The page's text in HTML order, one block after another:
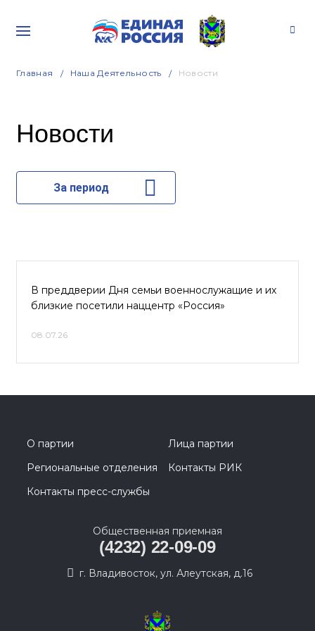
Главная Наша Деятельность Новости
Новости
За период
В преддверии Дня семьи военнослужащие и их
близкие посетили наццентр «Россия»
08.07.26
О партии
Лица партии
Региональные отделения
Контакты РИК
Контакты пресс-службы
Общественная приемная
(4232) 22-09-09
г. Владивосток, ул. Алеутская, д.16